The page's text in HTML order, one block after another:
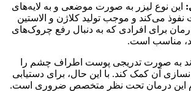
این نوع لیزر به صورت موضعی و به لایه‌های
می‌کند و موجب تولید کلاژن و الاستین
برای افرادی که به دنبال رفع چروک‌های
مناسب است.
به صورت تدریجی پوست اطراف چشم را
آن کمک کند. با این حال، برای دستیابی
این درمان تحت نظر متخصص ضروری است.